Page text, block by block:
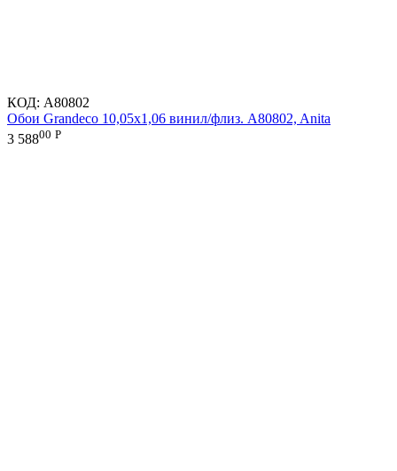
КОД: A80802
Обои Grandeco 10,05х1,06 винил/флиз. A80802, Anita
3 58800 Р